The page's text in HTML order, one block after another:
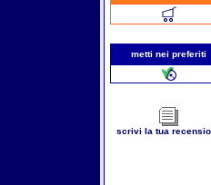
metti nei preferiti
scrivi la tua